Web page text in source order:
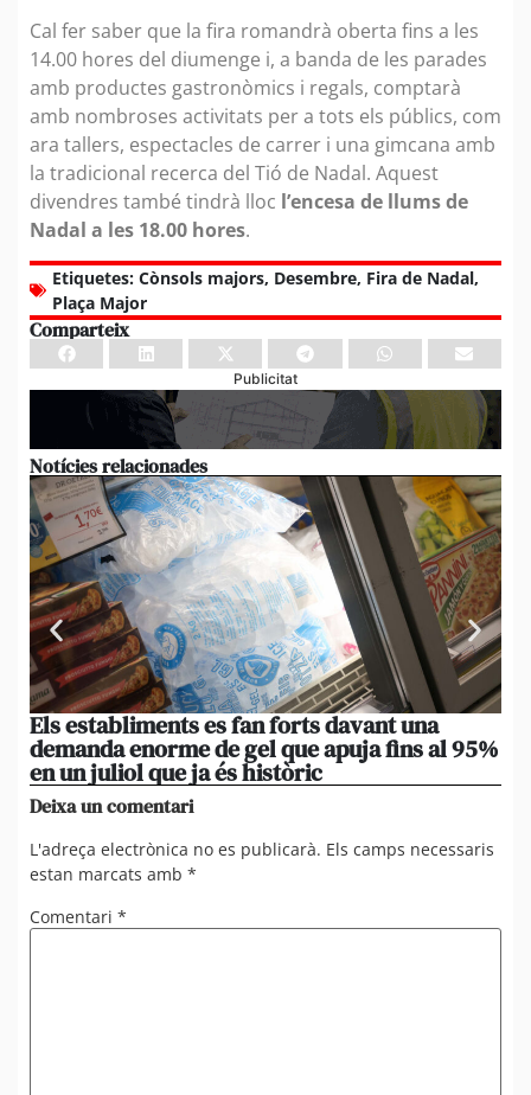
Cal fer saber que la fira romandrà oberta fins a les
14.00 hores del diumenge i, a banda de les parades
amb productes gastronòmics i regals, comptarà
amb nombroses activitats per a tots els públics, com
ara tallers, espectacles de carrer i una gimcana amb
la tradicional recerca del Tió de Nadal. Aquest
divendres també tindrà lloc l’encesa de llums de
Nadal a les 18.00 hores.
Etiquetes: Cònsols majors, Desembre, Fira de Nadal,
Plaça Major
Comparteix
Publicitat
Notícies relacionades
Els establiments es fan forts davant una
demanda enorme de gel que apuja fins al 95%
en un juliol que ja és històric
Deixa un comentari
L'adreça electrònica no es publicarà. Els camps necessaris
estan marcats amb *
Comentari *